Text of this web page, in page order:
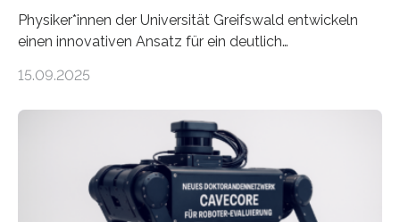
Physiker*innen der Universität Greifswald entwickeln
einen innovativen Ansatz für ein deutlich
Lösungsweg ist inspiriert vom menschlichen Gehirn. Die
stellt die heutige Computertechnik vor
Herausforderungen. Herkömmliche Silizium-
Prozessoren stoßen an ihre Grenzen: Sie verbrauchen
viel Energie, die Speicher- und Verarbeitungseinheiten
sind voneinander getrennt und die Datenübertragung
15.09.2025